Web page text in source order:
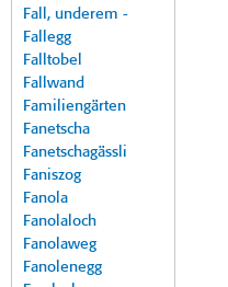
Fall, underem -
Fallegg
Falltobel
Fallwand
Familiengärten
Fanetscha
Fanetschagässli
Faniszog
Fanola
Fanolaloch
Fanolaweg
Fanolenegg